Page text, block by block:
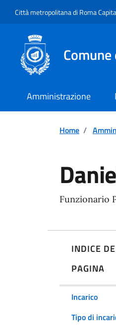
Città metropolitana di Roma
Amministrazione
Home /
Funzionario
INDICE
PAGINA
Incarico
Tipo di